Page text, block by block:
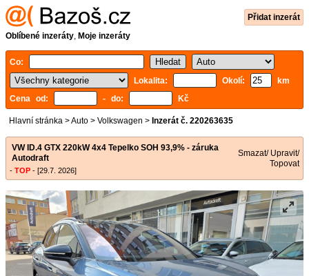
Přidat inzerát
Oblíbené inzeráty, Moje inzeráty
Co:
Lokalita:
Okolí:
km
Cena od:
- do: Kč
Hlavní stránka >Auto > Volkswagen > Inzerát č. 220263635
VW ID.4 GTX 220kW 4x4 Tepelko SOH 93,9% - záruka
Autodraft
- TOP - [29.7. 2026]
Smazat/ Upravit/
Topovat